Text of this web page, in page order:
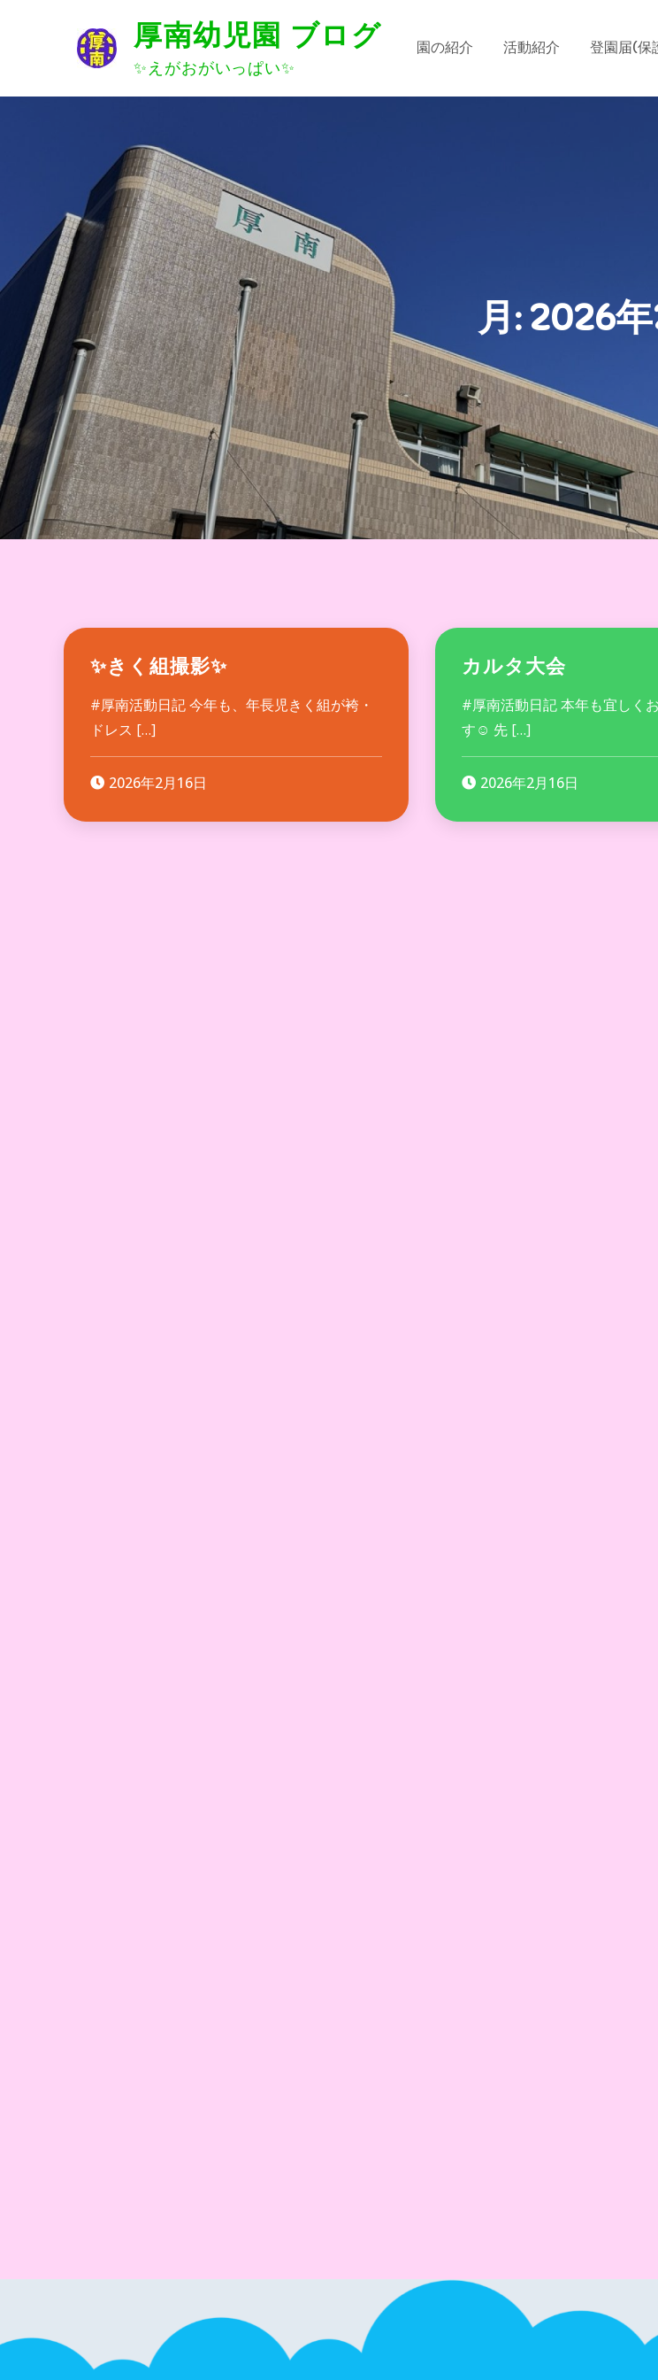
厚南幼児園 ブログ
✨えがおがいっぱい✨
園の紹介 活動紹介 登園届(保
月:2026年
✨きく組撮影✨
#厚南活動日記 今年も、年長児きく組が袴・
ドレス […]
2026年2月16日
カルタ大会
#厚南活動日記 本年も宜しく
す☺ 先 […]
2026年2月16日